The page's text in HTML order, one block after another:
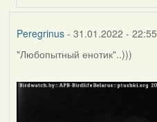
Peregrinus- 31.01.2022 - 22:55
"Любопытный енотик"..)))